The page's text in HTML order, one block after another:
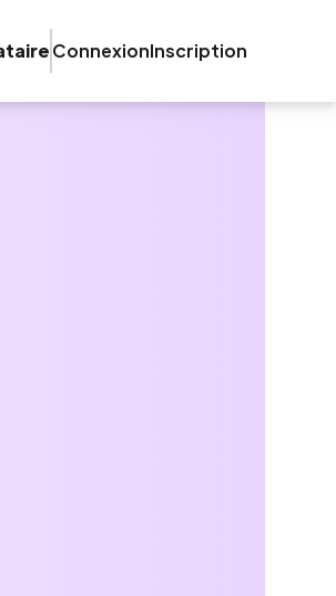
ConnexionInscription